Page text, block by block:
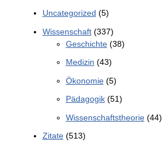
Uncategorized (5)
Wissenschaft(337)
Geschichte(38)
Medizin (43)
Ökonomie(5)
Pädagogik(51)
Wissenschaftstheorie(44)
Zitate(513)